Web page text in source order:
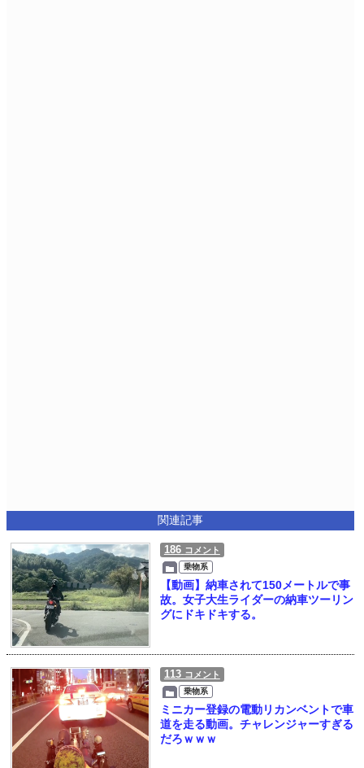
関連記事
186 コメント
乗物系
【動画】納車されて150メートルで事
故。女子大生ライダーの納車ツーリン
グにドキドキする。
113 コメント
乗物系
ミニカー登録の電動リカンベントで車
道を走る動画。チャレンジャーすぎる
だろｗｗｗ